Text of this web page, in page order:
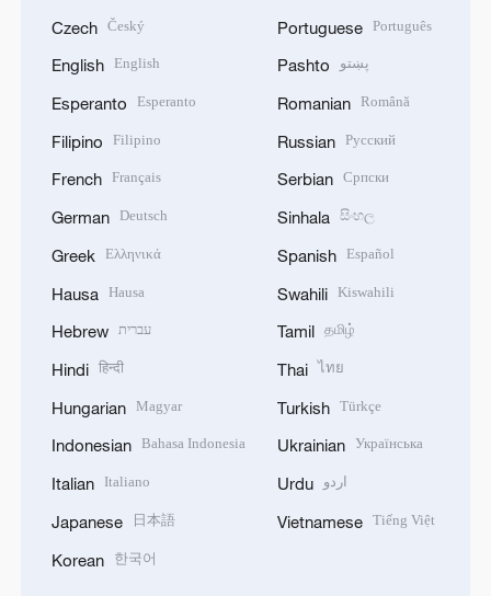
Czech Český
English English
Esperanto Esperanto
Filipino Filipino
French Français
German Deutsch
Greek Ελληνικά
Hausa Hausa
Hebrew עברית
Hindi हिन्दी
Hungarian Magyar
Indonesian Bahasa Indonesia
Italian Italiano
Japanese 日本語
Korean 한국어
Portuguese Português
Pashto پښتو
Romanian Română
Russian Русский
Serbian Српски
Sinhala සිංහල
Spanish Español
Swahili Kiswahili
Tamil தமிழ்
Thai ไทย
Turkish Türkçe
Ukrainian Українська
Urdu اردو
Vietnamese Tiếng Việt